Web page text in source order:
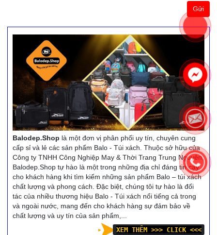
Gửi
Balodep.Shop là một đơn vị phân phối uy tín, chuyên cung
cấp sỉ và lẻ các sản phẩm Balo - Túi xách. Thuộc sở hữu của
Công ty TNHH Công Nghiệp May & Thời Trang Trung Nguyên,
Balodep.Shop tự hào là một trong những địa chỉ đáng tin cậy
cho khách hàng khi tìm kiếm những sản phẩm Balo – túi xách
chất lượng và phong cách. Đặc biệt, chúng tôi tự hào là đối
tác của nhiều thương hiệu Balo - Túi xách nổi tiếng cả trong
và ngoài nước, mang đến cho khách hàng sự đảm bảo về
chất lượng và uy tín của sản phẩm,...
XEM THÊM >>> CLICK <<<